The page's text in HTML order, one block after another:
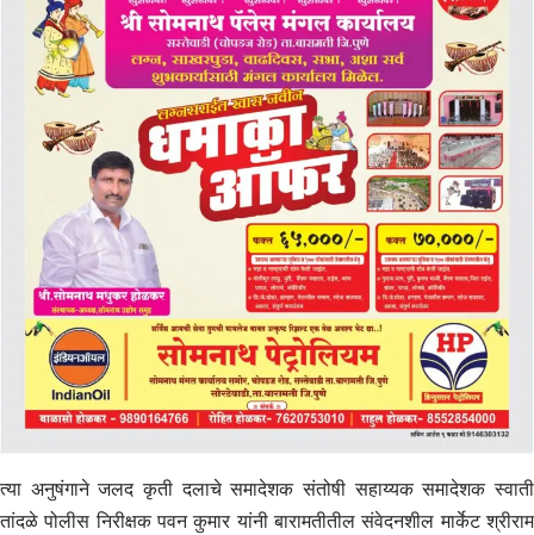
त्या अनुषंगाने जलद कृती दलाचे समादेशक संतोषी सहाय्यक समादेशक स्वाती
तांदळे पोलीस निरीक्षक पवन कुमार यांनी बारामतीतील संवेदनशील मार्केट श्रीराम